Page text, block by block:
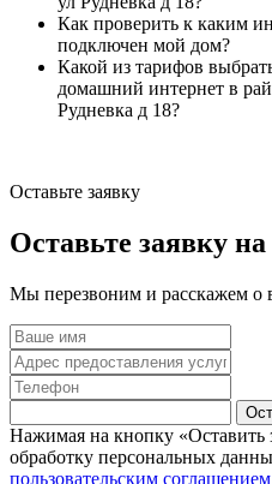
Как проверить к каким
подключен мой дом?
Какой из тарифов
домашний интернет в
Рудневка д 18?
Оставьте заявку
Оставьте заявку
Мы перезвоним и расскажем о
Нажимая на кнопку «Оставить
обработку персональных
пользовательским соглашением